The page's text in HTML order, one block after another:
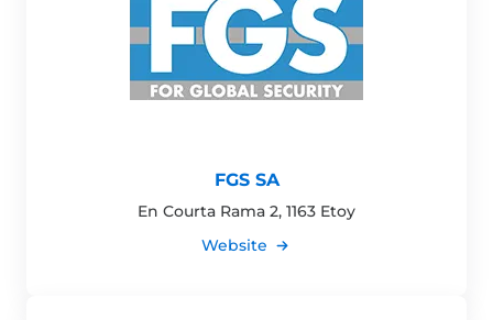
FGS SA
En Courta Rama 2, 1163 Etoy
Website